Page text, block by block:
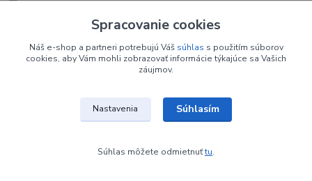
+421 948 050 205
nechtovyobchodik@gmail.com
Spracovanie cookies
Náš e-shop a partneri potrebujú Váš súhlas s použitím súborov
cookies, aby Vám mohli zobrazovať informácie týkajúce sa Vašich
záujmov.
Nastavenia Súhlasím
Súhlas môžete odmietnuťtu.